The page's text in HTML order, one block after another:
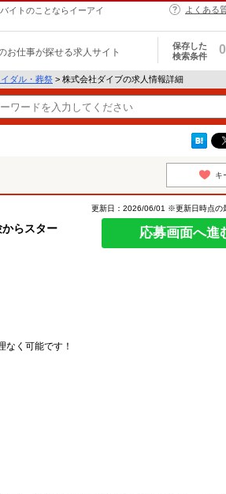
イトのことならイーアイ
よくある
お仕事が探せる求人サイト
保存した
検索条件
0
ダル・葬祭 > 株式会社ダイブの求人情報詳細
キ
らスター
更新日：2026/06/01 ※更新日時点の
応募画面へ進
く可能です！